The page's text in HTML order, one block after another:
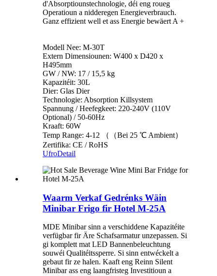
d'Absorptiounstechnologie, déi eng roueg
Operatioun a nidderegen Energieverbrauch.
Ganz effizient well et ass Energie bewäert A +
Modell Nee: M-30T
Extern Dimensiounen: W400 x D420 x
H495mm
GW / NW: 17 / 15,5 kg
Kapazitéit: 30L
Dier: Glas Dier
Technologie: Absorption Killsystem
Spannung / Heefegkeet: 220-240V (110V
Optional) / 50-60Hz
Kraaft: 60W
Temp Range: 4-12 （（Bei 25 ℃ Ambient）
Zertifika: CE / RoHS
UfroDetail
Waarm Verkaf Gedrénks Wäin
Minibar Frigo fir Hotel M-25A
MDE Minibar sinn a verschiddene Kapazitéite
verfügbar fir Äre Schafsarmatur unzepassen. Si
gi komplett mat LED Bannenbeleuchtung
souwéi Qualitéitssperre. Si sinn entwéckelt a
gebaut fir ze halen. Kaaft eng Reinn Silent
Minibar ass eng laangfristeg Investitioun a